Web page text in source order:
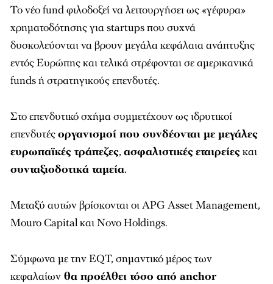
Το νέο fund φιλοδοξεί να λειτουργήσει ως «γέφυρα»
χρηματοδότησης για startups που συχνά
δυσκολεύονται να βρουν μεγάλα κεφάλαια ανάπτυξης
εντός Ευρώπης και τελικά στρέφονται σε αμερικανικά
funds ή στρατηγικούς επενδυτές.
Στο επενδυτικό σχήμα συμμετέχουν ως ιδρυτικοί
επενδυτέςοργανισμοί που συνδέονται με μεγάλες
ευρωπαϊκές τράπεζες, ασφαλιστικέςεταιρείεςκαι
συνταξιοδοτικά ταμεία.
Μεταξύ αυτών βρίσκονται οι APG Asset Management,
Mouro Capital και Novo Holdings.
Σύμφωνα με την EQT, σημαντικό μέρος των
κεφαλαίων θα προέλθει τόσο από anchor